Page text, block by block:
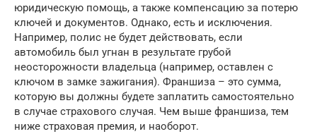
юридическую помощь, а также компенсацию за потерю
ключей и документов. Однако, есть и исключения.
Например, полис не будет действовать, если
автомобиль был угнан в результате грубой
неосторожности владельца (например, оставлен с
ключом в замке зажигания). Франшиза – это сумма,
которую вы должны будете заплатить самостоятельно
в случае страхового случая. Чем выше франшиза, тем
ниже страховая премия, и наоборот.